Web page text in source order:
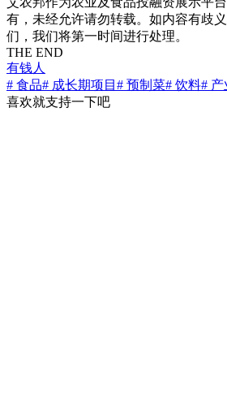
有，未经允许请勿转载。如内容有歧
们，我们将第一时间进行处理。
THE END
有钱人
# 食品# 成长期项目 # 预制菜# 饮料# 产
喜欢就支持一下吧